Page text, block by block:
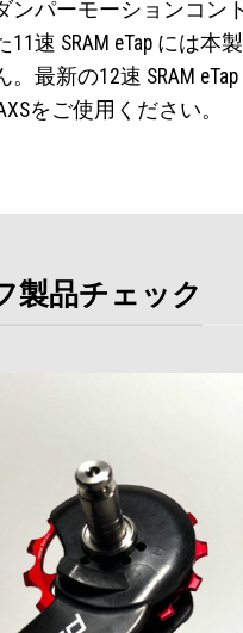
ンパーモーションコン
速 SRAM eTap には本
最新の12速 SRAM
をご使用ください。
製品チェック